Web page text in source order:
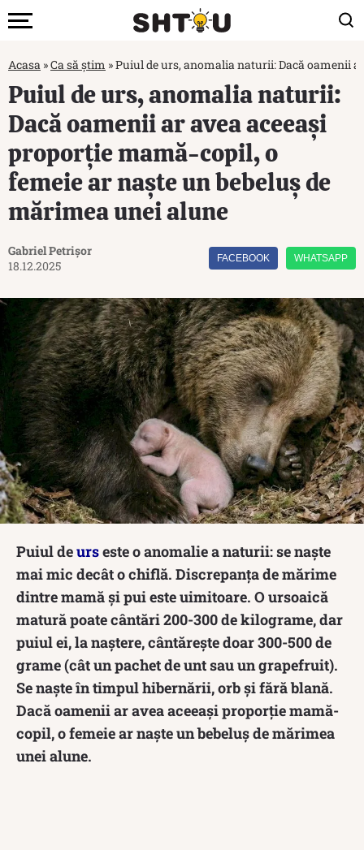
Acasa »Ca să știm »Puiul de urs, anomalia naturii: Dacă oamenii
Puiul de urs, anomalia naturii:
Dacă oamenii ar avea aceeași
proporție mamă-copil, o
femeie ar naște un bebeluș de
mărimea unei alune
Gabriel Petrișor
18.12.2025
FACEBOOK WHATSAPP
Puiul deurseste o anomalie a naturii: se naște
mai mic decât o chiflă. Discrepanța de mărime
dintre mamă și pui este uimitoare. O ursoaică
matură poate cântări 200-300 de kilograme, dar
puiul ei, la naștere, cântărește doar 300-500 de
grame (cât un pachet de unt sau un grapefruit).
Se naște în timpul hibernării, orb și fără blană.
Dacă oamenii ar avea aceeași proporție mamă-
copil, o femeie ar naște un bebeluș de mărimea
unei alune.